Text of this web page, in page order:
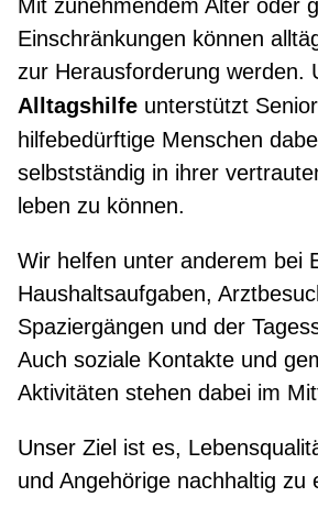
Mit zunehmendem Alter oder
Einschränkungen können
zur Herausforderung werden.
Alltagshilfe unterstützt
hilfebedürftige Menschen
selbstständig in ihrer
leben zu können.
Wir helfen unter anderem bei
Haushaltsaufgaben,
Spaziergängen und der
Auch soziale Kontakte und
Aktivitäten stehen dabei im
Unser Ziel ist es,
und Angehörige nachhaltig zu